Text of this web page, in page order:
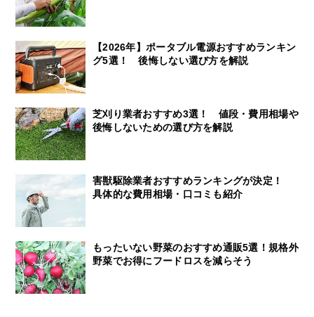
【2026年】ポータブル電源おすすめランキン
グ5選！ 後悔しない選び方を解説
芝刈り業者おすすめ3選！ 値段・費用相場や
後悔しないための選び方を解説
害獣駆除業者おすすめランキングが決定！
具体的な費用相場・口コミも紹介
もったいない野菜のおすすめ通販5選！規格外
野菜でお得にフードロスを減らそう